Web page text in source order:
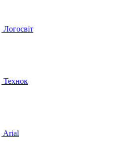
Логосвіт
Технок
Arial